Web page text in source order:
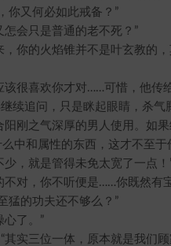
你又何必如此戒备？”
会只是普通的老不死？”
的火焰锥并不是叶玄教的，
很喜欢你才对……可惜，他传
追问，只是眯起眼睛，杀气
之气深厚的男人使用。如果
中和属性的东西，这才不至于
，就是管得未免太宽了一点！
对，你不听便是……你既然有
猛的功夫还不够么？”
了。”
实三位一体，原本就是我们